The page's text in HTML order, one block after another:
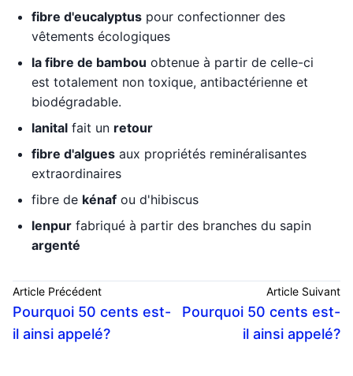
fibre d'eucalyptus pour confectionner des
vêtements écologiques
la fibre de bambou obtenue à partir de celle-ci
est totalement non toxique, antibactérienne et
biodégradable.
lanital fait un retour
fibre d'algues aux propriétés reminéralisantes
extraordinaires
fibre de kénaf ou d'hibiscus
lenpur fabriqué à partir des branches du sapin
argenté
Article Précédent
Pourquoi 50 cents est-
il ainsi appelé?
Article Suivant
Pourquoi 50 cents est-
il ainsi appelé?